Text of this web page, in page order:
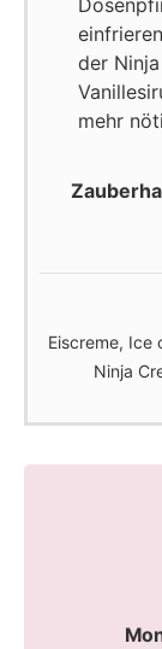
der
mehr
Eiscreme, Ice
Ninja